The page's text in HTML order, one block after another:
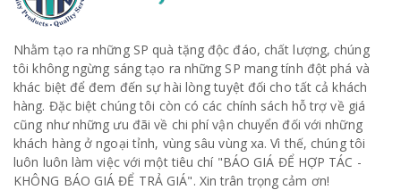
Nhằm tạo ra những SP quà tặng độc đáo, chất lượng, chúng
tôi không ngừng sáng tạo ra những SP mang tính đột phá và
khác biệt để đem đến sự hài lòng tuyệt đối cho tất cả khách
hàng. Đặc biệt chúng tôi còn có các chính sách hỗ trợ về giá
cũng như những ưu đãi về chi phí vận chuyển đối với những
khách hàng ở ngoại tỉnh, vùng sâu vùng xa. Vì thế, chúng tôi
luôn luôn làm việc với một tiêu chí "BÁO GIÁ ĐỂ HỢP TÁC -
KHÔNG BÁO GIÁ ĐỂ TRẢ GIÁ". Xin trân trọng cảm ơn!